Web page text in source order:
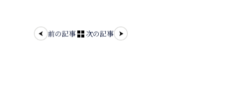
前の記事 次の記事